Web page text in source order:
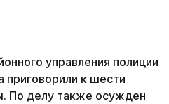
управления полиции
приговорили к шести
По делу также осужден